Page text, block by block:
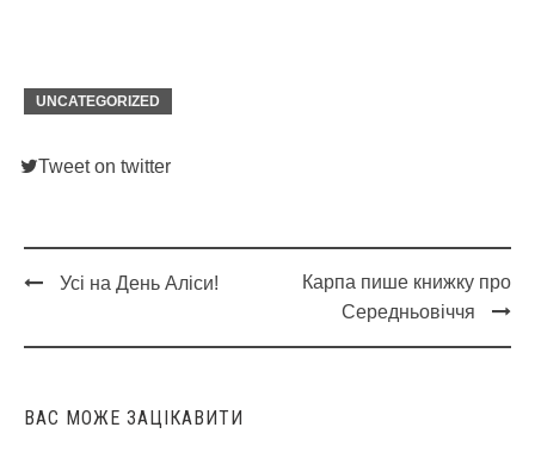
UNCATEGORIZED
Tweet on twitter
navigation
Усі на День Аліси!
Карпа пише книжку про
Середньовіччя
ВАС МОЖЕ ЗАЦІКАВИТИ